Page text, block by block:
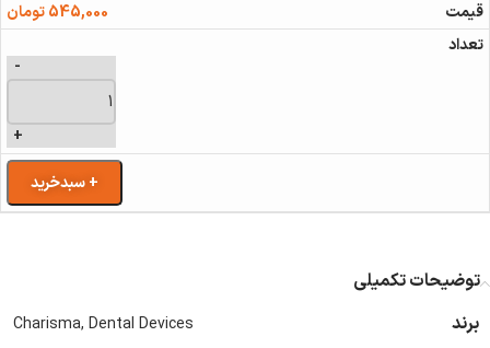
545,000تومان
-
+
+ سبدخرید
توضیحات تکمیلی
برند
Charisma, Dental Devices